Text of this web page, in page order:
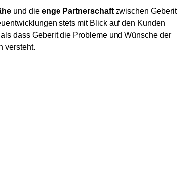
und die enge Partnerschaft zwischen Geberit
stets mit Blick auf den Kunden
dass Geberit die Probleme und Wünsche der
versteht.